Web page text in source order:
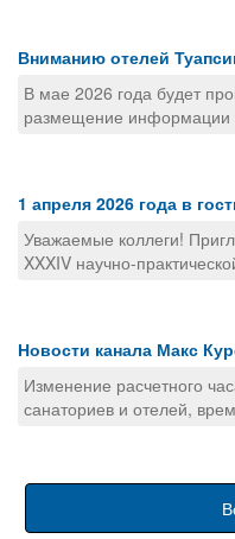
Вниманию отелей
В мае 2026 года будет
размещение информации
1 апреля 2026 года в
Уважаемые коллеги!
XXXIV научно-
Новости канала Макс
Изменение расчетного
санаториев и отелей,